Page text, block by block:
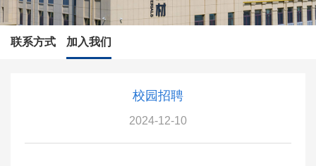
联系方式 加入我们
校园招聘
2024-12-10